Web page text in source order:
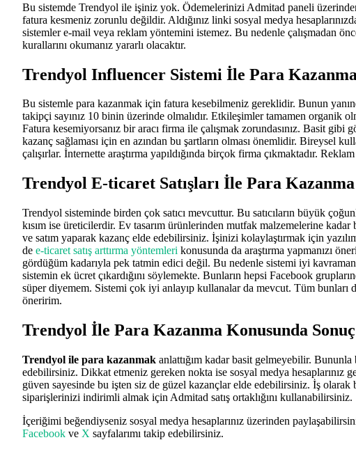
Bu sistemde Trendyol ile işiniz yok. Ödemelerinizi Admitad paneli
fatura kesmeniz zorunlu değildir. Aldığınız linki sosyal medya
sistemler e-mail veya reklam yöntemini istemez. Bu nedenle çalışmadan
kurallarını okumanız yararlı olacaktır.
Trendyol Influencer Sistemi İle Para Kazanma
Bu sistemle para kazanmak için fatura kesebilmeniz gereklidir. Bunun
takipçi sayınız 10 binin üzerinde olmalıdır. Etkileşimler tamamen organik
Fatura kesemiyorsanız bir aracı firma ile çalışmak zorundasınız. Basit gibi
kazanç sağlaması için en azından bu şartların olması önemlidir. Bireysel
çalışırlar. İnternette araştırma yapıldığında birçok firma çıkmaktadır.
Trendyol E-ticaret Satışları İle Para Kazanma
Trendyol sisteminde birden çok satıcı mevcuttur. Bu satıcıların büyük
kısım ise üreticilerdir. Ev tasarım ürünlerinden mutfak malzemelerine
ve satım yaparak kazanç elde edebilirsiniz. İşinizi kolaylaştırmak için
de e-ticaret satış arttırma yöntemleri konusunda da araştırma yapmanızı
gördüğüm kadarıyla pek tatmin edici değil. Bu nedenle sistemi iyi
sistemin ek ücret çıkardığını söylemekte. Bunların hepsi Facebook
süper diyemem. Sistemi çok iyi anlayıp kullanalar da mevcut. Tüm bunları
öneririm.
Trendyol İle Para Kazanma Konusunda Sonuç
Trendyol ile para kazanmak anlattığım kadar basit gelmeyebilir.
edebilirsiniz. Dikkat etmeniz gereken nokta ise sosyal medya hesaplarınız
güven sayesinde bu işten siz de güzel kazançlar elde edebilirsiniz. İş
siparişlerinizi indirimli almak için Admitad satış ortaklığını kullanabilirsiniz.
İçeriğimi beğendiyseniz sosyal medya hesaplarınız üzerinden
Facebook ve X sayfalarımı takip edebilirsiniz.